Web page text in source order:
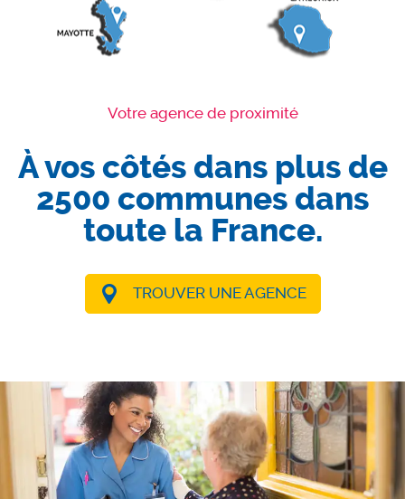
Votre agence de proximité
À vos côtés dans plus de
2500 communes dans
toute la France.
TROUVER UNE AGENCE